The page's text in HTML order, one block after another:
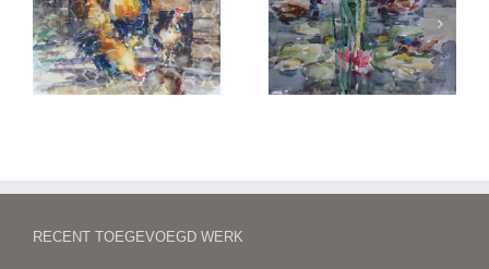
Eenden in een plas Lake Isabella (VS)
RECENT TOEGEVOEGD WERK